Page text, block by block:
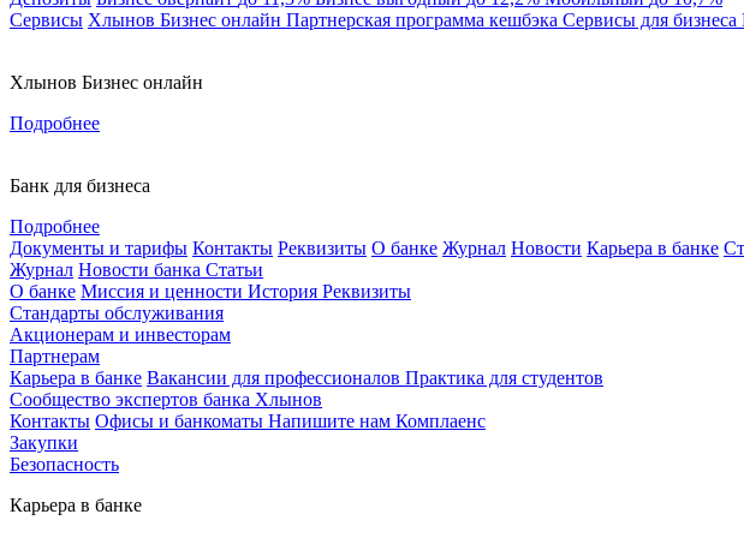
Сервисы Хлынов Бизнес онлайн Партнерская программа кешбэка Сервисы для бизнеса
Хлынов Бизнес онлайн
Подробнее
Банк для бизнеса
Подробнее
Документы и тарифы Контакты Реквизиты О банке Журнал Новости Карьера в банке
Журнал Новости банка Статьи
О банке Миссия и ценности История Реквизиты
Стандарты обслуживания
Акционерам и инвесторам
Партнерам
Карьера в банке Вакансии для профессионалов Практика для студентов
Сообщество экспертов банка Хлынов
Контакты Офисы и банкоматы Напишите нам Комплаенс
Закупки
Безопасность
Карьера в банке